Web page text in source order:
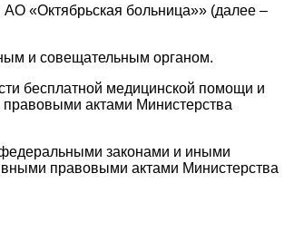
«Октябрьская больница»» (далее –
и совещательным органом.
бесплатной медицинской помощи и
актами Министерства
федеральными законами и иными
правовыми актами Министерства